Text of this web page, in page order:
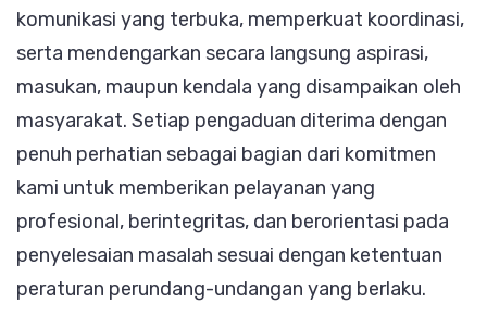
komunikasi yang terbuka, memperkuat koordinasi,
serta mendengarkan secara langsung aspirasi,
masukan, maupun kendala yang disampaikan oleh
masyarakat. Setiap pengaduan diterima dengan
penuh perhatian sebagai bagian dari komitmen
kami untuk memberikan pelayanan yang
profesional, berintegritas, dan berorientasi pada
penyelesaian masalah sesuai dengan ketentuan
peraturan perundang-undangan yang berlaku.